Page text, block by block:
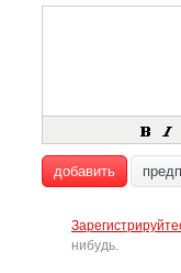
добавить
нибудь.